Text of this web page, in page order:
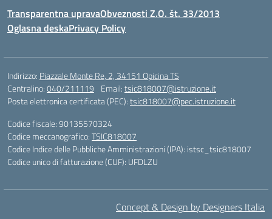
Transparentna upravaObveznosti Z.O. št. 33/2013
Oglasna deskaPrivacy Policy
Indirizzo: Piazzale Monte Re, 2, 34151 Opicina TS
Centralino:040/211119 Email:tsic818007@istruzione.it
Posta elettronica certificata (PEC):tsic818007@pec.istruzione.it
Codice fiscale: 90135570324
Codice meccanografico:TSIC818007
Codice Indice delle Pubbliche Amministrazioni (IPA): istsc_tsic818007
Codice unico di fatturazione (CUF): UFDLZU
Concept & Design by Designers Italia